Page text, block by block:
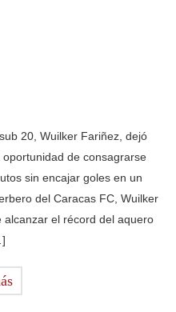
20, Wuilker Fariñez, dejó
de consagrarse
sin encajar goles en un
del Caracas FC, Wuilker
el récord del aquero